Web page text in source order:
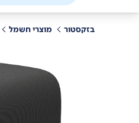
בזקסטור מוצרי חשמל